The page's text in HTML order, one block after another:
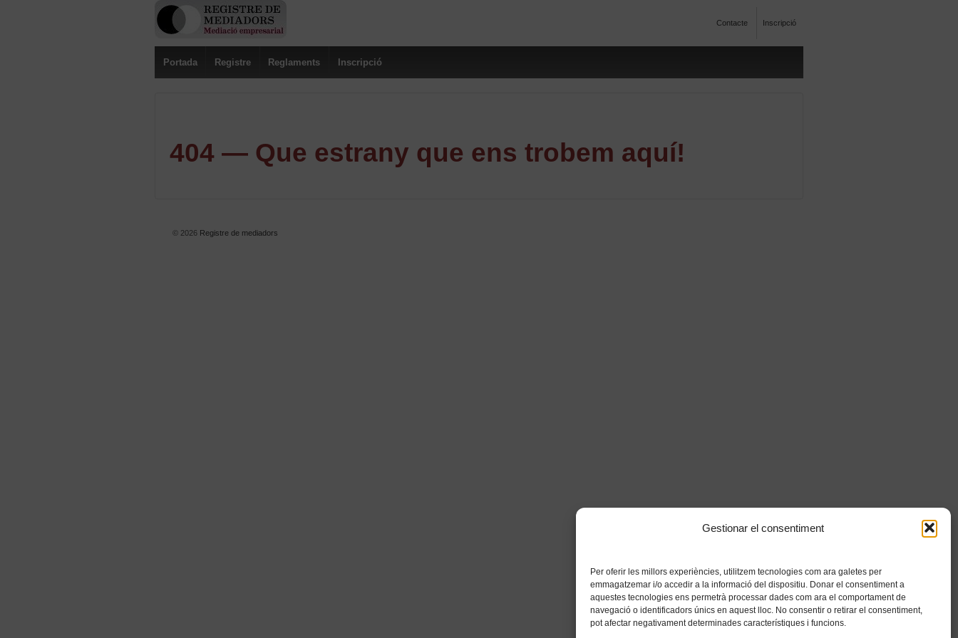
Gestionar el consentiment
Per oferir les millors experiències, utilitzem tecnologies com ara galetes per
emmagatzemar i/o accedir a la informació del dispositiu. Donar el consentiment a
aquestes tecnologies ens permetrà processar dades com ara el comportament de
navegació o identificadors únics en aquest lloc. No consentir o retirar el consentiment,
pot afectar negativament determinades característiques i funcions.
Contacte Inscripció
Portada Registre Reglaments Inscripció
404 — Que estrany que ens trobem aquí!
© 2026 Registre de mediadors